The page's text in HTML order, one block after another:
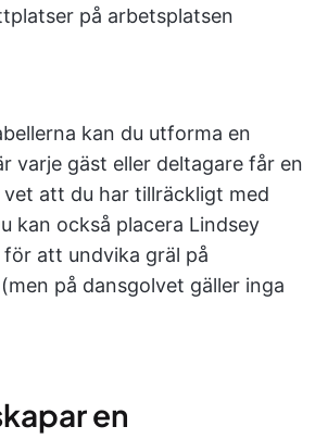
på arbetsplatsen
kan du utforma en
varje gäst eller deltagare får en
att du har tillräckligt med
kan också placera Lindsey
att undvika gräl på
på dansgolvet gäller inga
en